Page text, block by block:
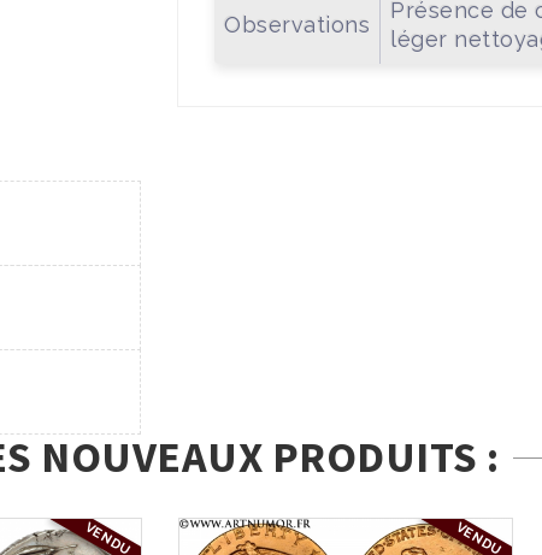
Observations
Présence de
léger
NOUVEAUX PRODUITS :
VENDU VENDU